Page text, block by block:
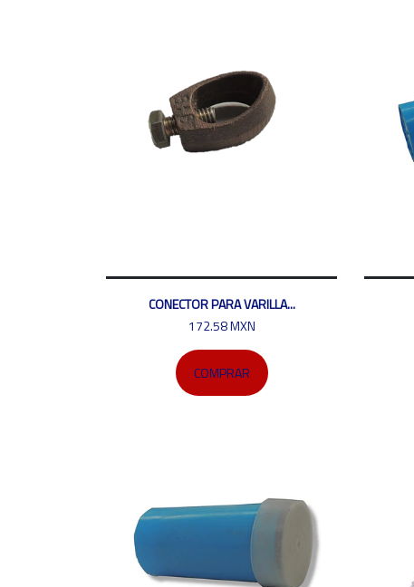
CONECTOR PARA VARILLA...
172.58 MXN
COMPRAR